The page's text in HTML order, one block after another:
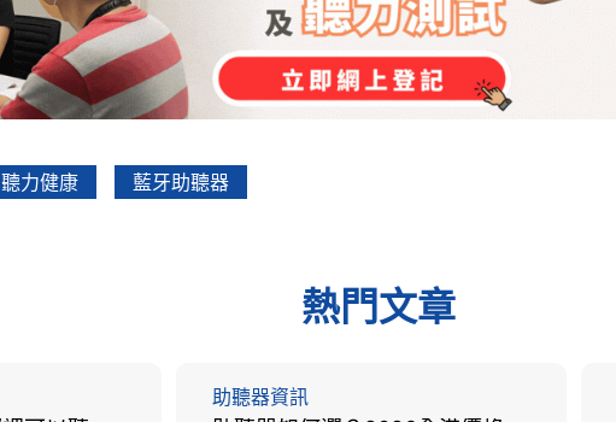
聽力健康 藍牙助聽器
熱門文章
助聽器資訊